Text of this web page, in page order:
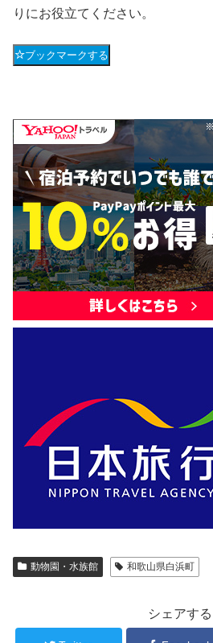
りにお役立てください。
ブックマークする
動物園・水族館 和歌山県白浜町
シェアする